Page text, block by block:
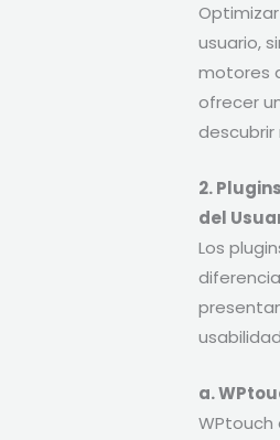
usuario,
motores
ofrecer
descubrir
2.
del
Los
a.
WPtouch